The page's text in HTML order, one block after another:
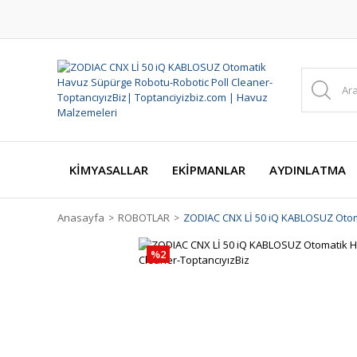
KİMYASALLAR EKİPMANLAR AYDINLATMA
Anasayfa ROBOTLAR ZODIAC CNX Lİ 50 iQ KABLOSUZ
%2